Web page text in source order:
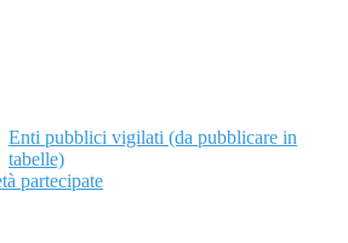
Enti pubblici vigilati (da pubblicare in
tabelle)
partecipate